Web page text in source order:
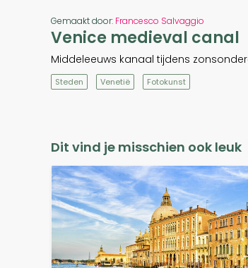
Gemaakt door: Francesco Salvaggio
Venice medieval canal
Middeleeuws kanaal tijdens
Steden Venetië Fotokunst
Dit vind je misschien ook leuk